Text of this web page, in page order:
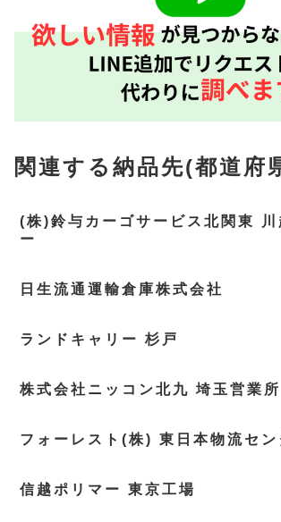
関連する納品先(都道府
(株)鈴与カーゴサービス北関東 川
ー
日生流通運輸倉庫株式会社
ランドキャリー 杉戸
株式会社ニッコン北九 埼玉営業所
フォーレスト(株) 東日本物流セン
信越ポリマー 東京工場